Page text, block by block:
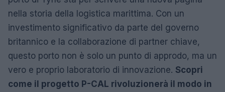
nella storia della logistica marittima. Con un
investimento significativo da parte del governo
britannico e la collaborazione di partner chiave,
questo porto non è solo un punto di approdo, ma un
vero e proprio laboratorio di innovazione. Scopri
come il progetto P-CAL rivoluzionerà il modo in